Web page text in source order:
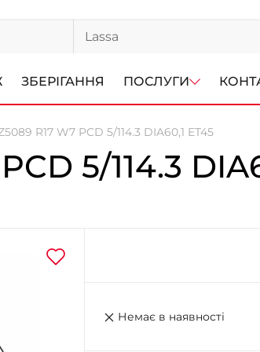
ЗБЕРІГАННЯ ПОСЛУГИ
R17 W7 PCD 5/114.3 DIA60,1 ET45
5/114.3
Немає в наявності